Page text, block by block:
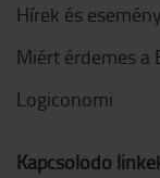
Hírek és
Miért érdemes a
Logiconomi
Kapcsolódó